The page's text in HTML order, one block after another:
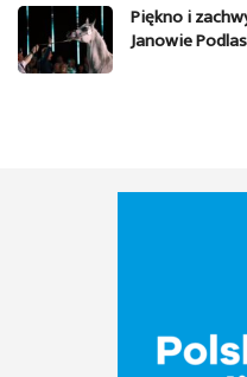
Piękno i
Janowie